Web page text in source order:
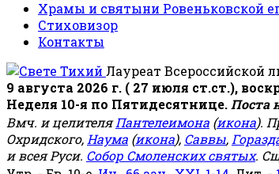
Храмы и святыни Ровеньковской
Стиховизор
Контакты
Лауреат Всероссийской
9 августа 2026 г. ( 27 июля ст.ст.),
Неделя 10-я по Пятидесятнице. Поста
Вмч. и целителяПантелеимона (икона).
Охридского, Наума (икона), Саввы,
и всея Руси. Собор Смоленских святых.